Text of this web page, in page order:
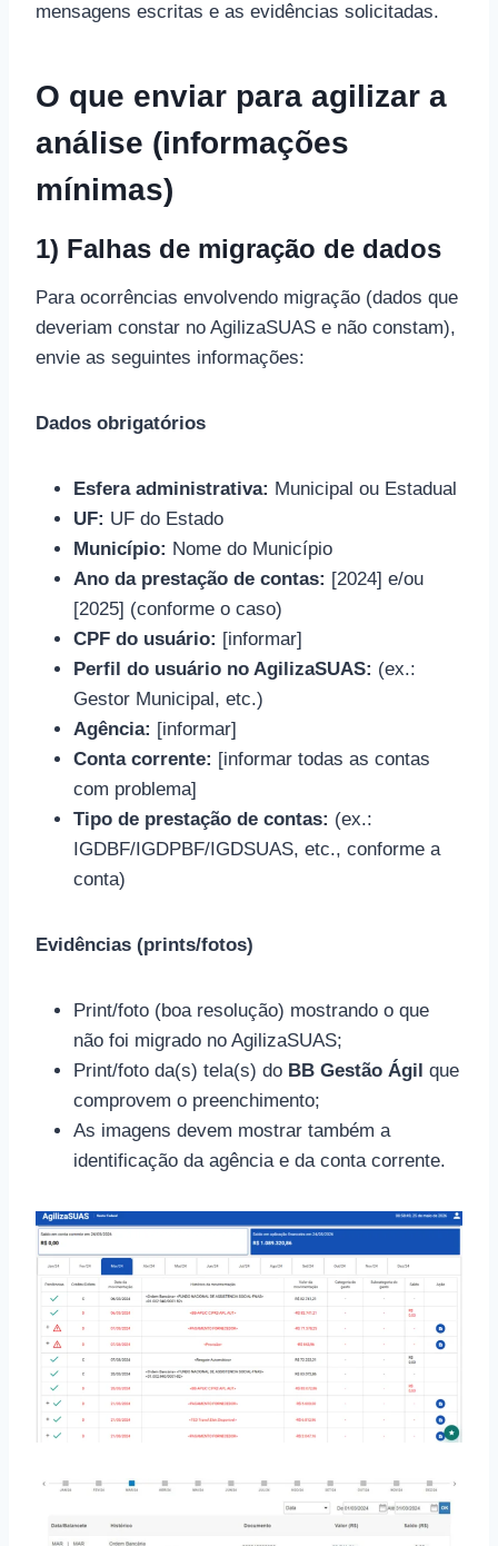
mensagens escritas e as evidências solicitadas.
O que enviar para agilizar a
análise (informações
mínimas)
1) Falhas de migração de dados
Para ocorrências envolvendo migração (dados que
deveriam constar no AgilizaSUAS e não constam),
envie as seguintes informações:
Dados obrigatórios
Esfera administrativa: Municipal ou Estadual
UF: UF do Estado
Município: Nome do Município
Ano da prestação de contas: [2024] e/ou
[2025] (conforme o caso)
CPF do usuário: [informar]
Perfil do usuário no AgilizaSUAS: (ex.:
Gestor Municipal, etc.)
Agência: [informar]
Conta corrente: [informar todas as contas
com problema]
Tipo de prestação de contas: (ex.:
IGDBF/IGDPBF/IGDSUAS, etc., conforme a
conta)
Evidências (prints/fotos)
Print/foto (boa resolução) mostrando o que
não foi migrado no AgilizaSUAS;
Print/foto da(s) tela(s) do BB Gestão Ágil que
comprovem o preenchimento;
As imagens devem mostrar também a
identificação da agência e da conta corrente.